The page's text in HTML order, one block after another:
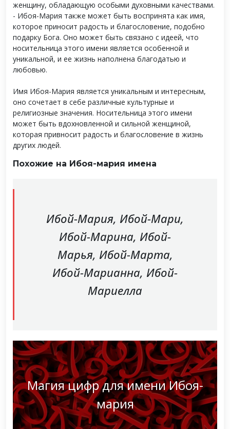
женщину, обладающую особыми духовными качествами.
- Ибоя-Мария также может быть воспринята как имя,
которое приносит радость и благословение, подобно
подарку Бога. Оно может быть связано с идеей, что
носительница этого имени является особенной и
уникальной, и ее жизнь наполнена благодатью и
любовью.
Имя Ибоя-Мария является уникальным и интересным,
оно сочетает в себе различные культурные и
религиозные значения. Носительница этого имени
может быть вдохновленной и сильной женщиной,
которая привносит радость и благословение в жизнь
других людей.
Похожие на Ибоя-мария имена
Ибой-Мария, Ибой-Мари,
Ибой-Марина, Ибой-
Марья, Ибой-Марта,
Ибой-Марианна, Ибой-
Мариелла
Магия цифр для имени Ибоя-
мария